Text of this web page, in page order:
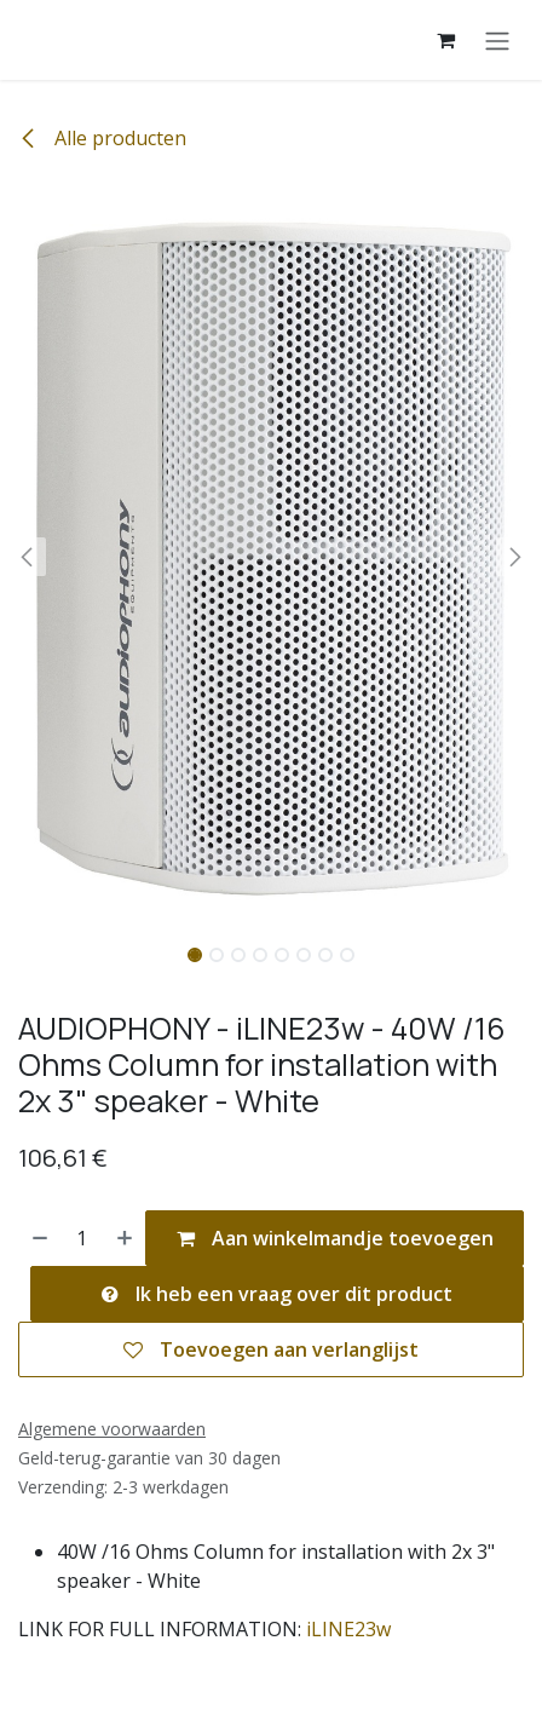
Alle producten
AUDIOPHONY - iLINE23w - 40W /16
Ohms Column for installation with
2x 3" speaker - White
106,61 €
Aan winkelmandje toevoegen
Ik heb een vraag over dit product
Toevoegen aan verlanglijst
Algemene voorwaarden
Geld-terug-garantie van 30 dagen
Verzending: 2-3 werkdagen
40W /16 Ohms Column for installation with 2x 3"
speaker - White
LINK FOR FULL INFORMATION: iLINE23w